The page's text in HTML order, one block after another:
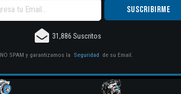
31,886 Suscritos
NO SPAM y garantizamos la Seguridad de su Email.